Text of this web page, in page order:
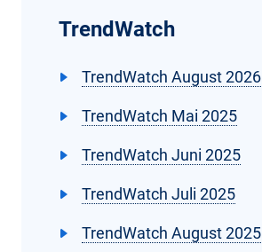
TrendWatch
TrendWatch August 2026
TrendWatch Mai 2025
TrendWatch Juni 2025
TrendWatch Juli 2025
TrendWatch August 2025